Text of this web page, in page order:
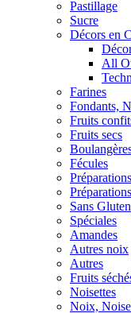
Pastillage
Sucre
Décors en
All
Farines
Fondants,
Fruits
Fruits secs
Fécules
Sans Gluten
Spéciales
Amandes
Autres noix
Autres
Fruits
Noisettes
Noix,